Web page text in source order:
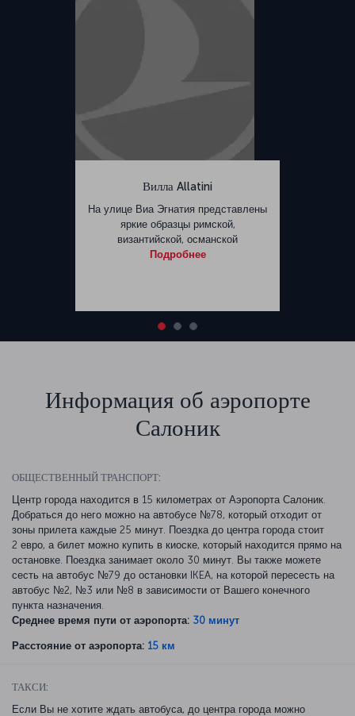
Вилла Allatini
На улице Виа Эгнатия представлены
яркие образцы римской,
византийской, османской
Подробнее
Информация об аэропорте
Салоник
ОБЩЕСТВЕННЫЙ ТРАНСПОРТ:
Центр города находится в 15 километрах от Аэропорта Салоник.
Добраться до него можно на автобусе №78, который отходит от
зоны прилета каждые 25 минут. Поездка до центра города стоит
2 евро, а билет можно купить в киоске, который находится прямо на
остановке. Поездка занимает около 30 минут. Вы также можете
сесть на автобус №79 до остановки IKEA, на которой пересесть на
автобус №2, №3 или №8 в зависимости от Вашего конечного
пункта назначения.
Среднее время пути от аэропорта: 30 минут
Расстояние от аэропорта: 15 км
ТАКСИ:
Если Вы не хотите ждать автобуса, до центра города можно